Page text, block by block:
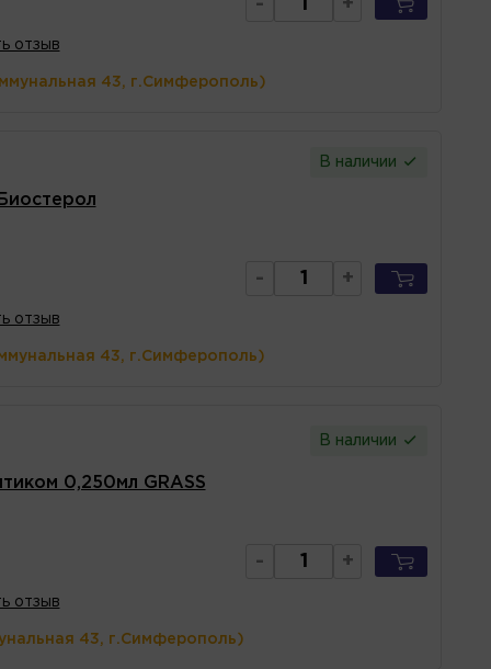
- +
отзыв
43, г.Симферополь)
В наличии
- +
отзыв
43, г.Симферополь)
В наличии
0,250мл GRASS
- +
отзыв
43, г.Симферополь)